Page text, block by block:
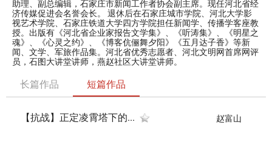
助理、副总编辑，石家庄市新闻工作者协会副主席。现任河北省经
济传媒促进会名誉会长。 退休后在石家庄城市学院、河北大学影
视艺术学院、石家庄铁道大学四方学院担任新闻学、传播学客座教
授。出版有《河北省企业家报告文学集》、《听涛集》、《明星之
魂》、《心灵之约》、《博客伉俪舞夕阳》《五月达子香》等新
闻、文学、军旅作品集。河北省优秀志愿者、河北文明网首席网评
员，石图大讲堂讲师，燕赵社区大讲堂讲师。
长篇作品 短篇作品
【抗战】正定凌霄塔下的... 赵富山